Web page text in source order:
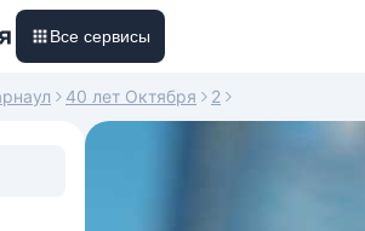
Все сервисы
40 лет Октября 2